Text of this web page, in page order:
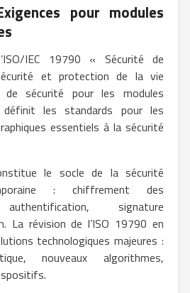
pour modules
IEC 19790 « Sécurité de
et protection de la vie
de sécurité pour les modules
définit les standards pour les
essentiels à la sécurité
le socle de la sécurité
: chiffrement des
authentification, signature
La révision de l’ISO 19790 en
technologiques majeures :
nouveaux algorithmes,